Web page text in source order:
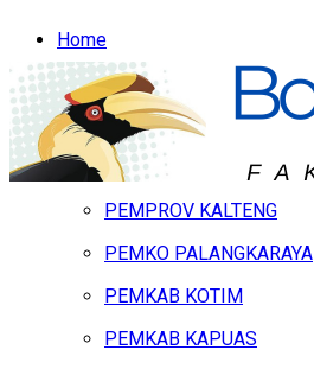
Home
Headline
Hukum & Peristiwa
Kalteng
PEMPROV KALTENG
PEMKO PALANGKARAYA
PEMKAB KOTIM
PEMKAB KAPUAS